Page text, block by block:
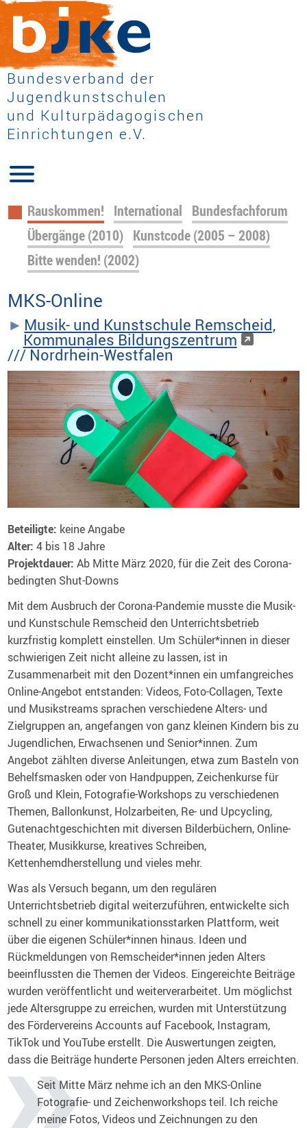
Bundesverband der
Jugendkunstschulen
und Kulturpädagogischen
Einrichtungen e.V.
Navigation
überspringen
Rauskommen! International Bundesfachforum
Übergänge (2010) Kunstcode (2005 – 2008)
Bitte wenden! (2002)
MKS-Online
Musik- und Kunstschule Remscheid,
Kommunales Bildungszentrum
/// Nordrhein-Westfalen
Beteiligte: keine Angabe
Alter:4 bis 18 Jahre
Projektdauer: Ab Mitte März 2020, für die Zeit des Corona-
bedingten Shut-Downs
Mit dem Ausbruch der Corona-Pandemie musste die Musik-
und Kunstschule Remscheid den Unterrichtsbetrieb
kurzfristig komplett einstellen. Um Schüler*innen in dieser
schwierigen Zeit nicht alleine zu lassen, ist in
Zusammenarbeit mit den Dozent*innen ein umfangreiches
Online-Angebot entstanden: Videos, Foto-Collagen, Texte
und Musikstreams sprachen verschiedene Alters- und
Zielgruppen an, angefangen von ganz kleinen Kindern bis zu
Jugendlichen, Erwachsenen und Senior*innen. Zum
Angebot zählten diverse Anleitungen, etwa zum Basteln von
Behelfsmasken oder von Handpuppen, Zeichenkurse für
Groß und Klein, Fotografie-Workshops zu verschiedenen
Themen, Ballonkunst, Holzarbeiten, Re- und Upcycling,
Gutenachtgeschichten mit diversen Bilderbüchern, Online-
Theater, Musikkurse, kreatives Schreiben,
Kettenhemdherstellung und vieles mehr.
Was als Versuch begann, um den regulären
Unterrichtsbetrieb digital weiterzuführen, entwickelte sich
schnell zu einer kommunikationsstarken Plattform, weit
über die eigenen Schüler*innen hinaus. Ideen und
Rückmeldungen von Remscheider*innen jeden Alters
beeinflussten die Themen der Videos. Eingereichte Beiträge
wurden veröffentlicht und weiterverarbeitet. Um möglichst
jede Altersgruppe zu erreichen, wurden mit Unterstützung
des Fördervereins Accounts auf Facebook, Instagram,
TikTok und YouTube erstellt. Die Auswertungen zeigten,
dass die Beiträge hunderte Personen jeden Alters erreichten.
Seit Mitte März nehme ich an den MKS-Online
Fotografie- und Zeichenworkshops teil. Ich reiche
meine Fotos, Videos und Zeichnungen zu den